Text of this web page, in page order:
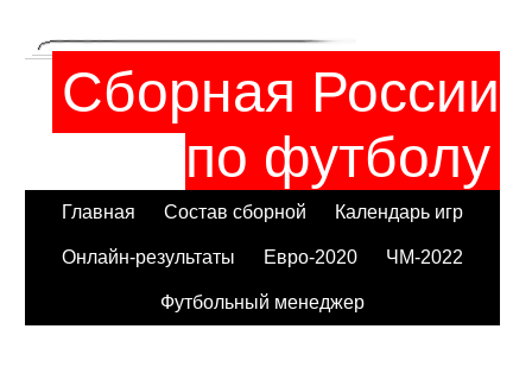
Сборная России
по футболу
Главная Состав сборной Календарь игр
Онлайн-результаты Евро-2020 ЧМ-2022
Футбольный менеджер